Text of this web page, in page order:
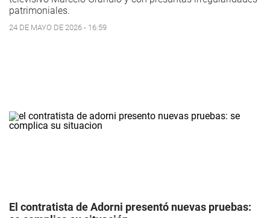
patrimoniales.
24 DE MAYO DE 2026 - 16:59
El contratista de Adorni presentó nuevas pruebas: